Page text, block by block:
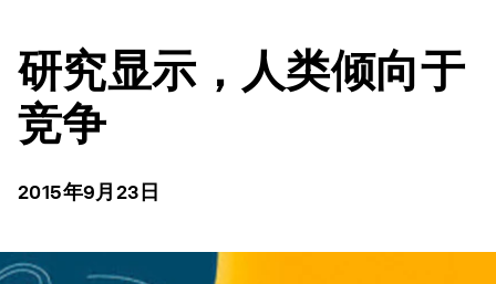
研究显示，人类倾向于
竞争
2015年9月23日